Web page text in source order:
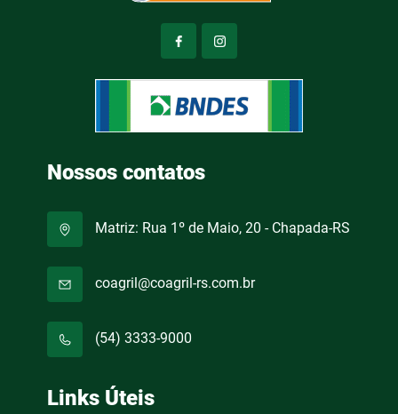
Nossos contatos
Matriz: Rua 1º de Maio, 20 - Chapada-RS
coagril@coagril-rs.com.br
(54) 3333-9000
Links Úteis